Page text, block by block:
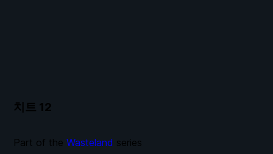
치트 12
Part of the Wasteland series